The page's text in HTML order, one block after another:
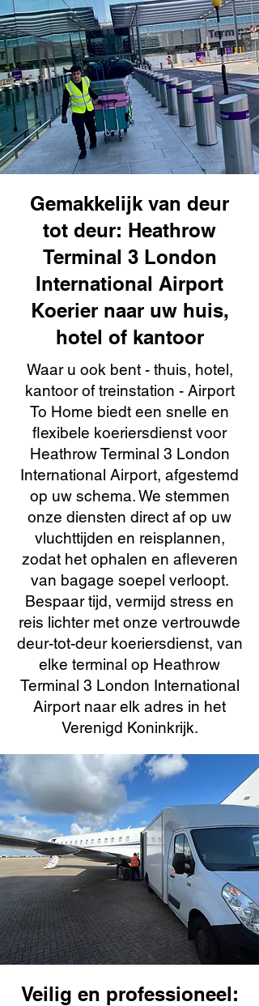
Gemakkelijk van deur
tot deur: Heathrow
Terminal 3 London
International Airport
Koerier naar uw huis,
hotel of kantoor
Waar u ook bent - thuis, hotel,
kantoor of treinstation - Airport
To Home biedt een snelle en
flexibele koeriersdienst voor
Heathrow Terminal 3 London
International Airport, afgestemd
op uw schema. We stemmen
onze diensten direct af op uw
vluchttijden en reisplannen,
zodat het ophalen en afleveren
van bagage soepel verloopt.
Bespaar tijd, vermijd stress en
reis lichter met onze vertrouwde
deur-tot-deur koeriersdienst, van
elke terminal op Heathrow
Terminal 3 London International
Airport naar elk adres in het
Verenigd Koninkrijk.
Veilig en professioneel: